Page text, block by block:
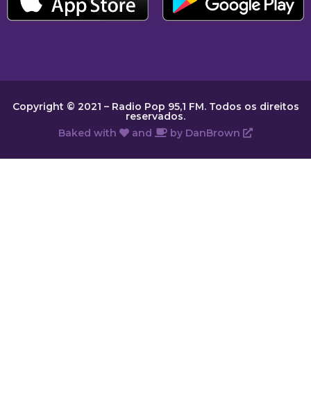
Copyright © 2021 – Radio Pop 95,1 FM. Todos os direitos
reservados.
Baked with
and by DanBrown